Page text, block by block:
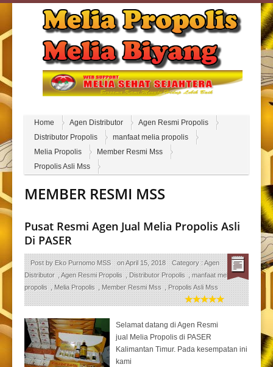
Home Agen Distributor
Agen Resmi Propolis
Distributor Propolis
manfaat melia propolis
Melia Propolis
Member Resmi Mss
Propolis Asli Mss
MEMBER RESMI MSS
Pusat Resmi Agen Jual Melia Propolis Asli
Di PASER
Post byEko Purnomo MSS onApril 15, 2018 Category :Agen
Distributor ,Agen Resmi Propolis ,Distributor Propolis ,manfaat melia
propolis ,Melia Propolis ,Member Resmi Mss ,Propolis Asli Mss
Selamat datang di Agen Resmi
jual Melia Propolis di PASER
Kalimantan Timur. Pada kesempatan ini
kami